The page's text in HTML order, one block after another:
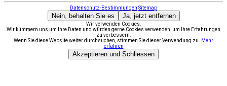
Datenschutz-Bestimmungen Sitemap
Nein, behalten Sie es Ja, jetzt entfernen
Wir verwenden Cookies.
Wir kümmern uns um Ihre Daten und würden gerne Cookies verwenden, um Ihre Erfahrungen
zu verbessern.
Wenn Sie diese Website weiter durchsuchen, stimmen Sie dieser Verwendung zu.
Mehr
erfahren
Akzeptieren und Schliessen